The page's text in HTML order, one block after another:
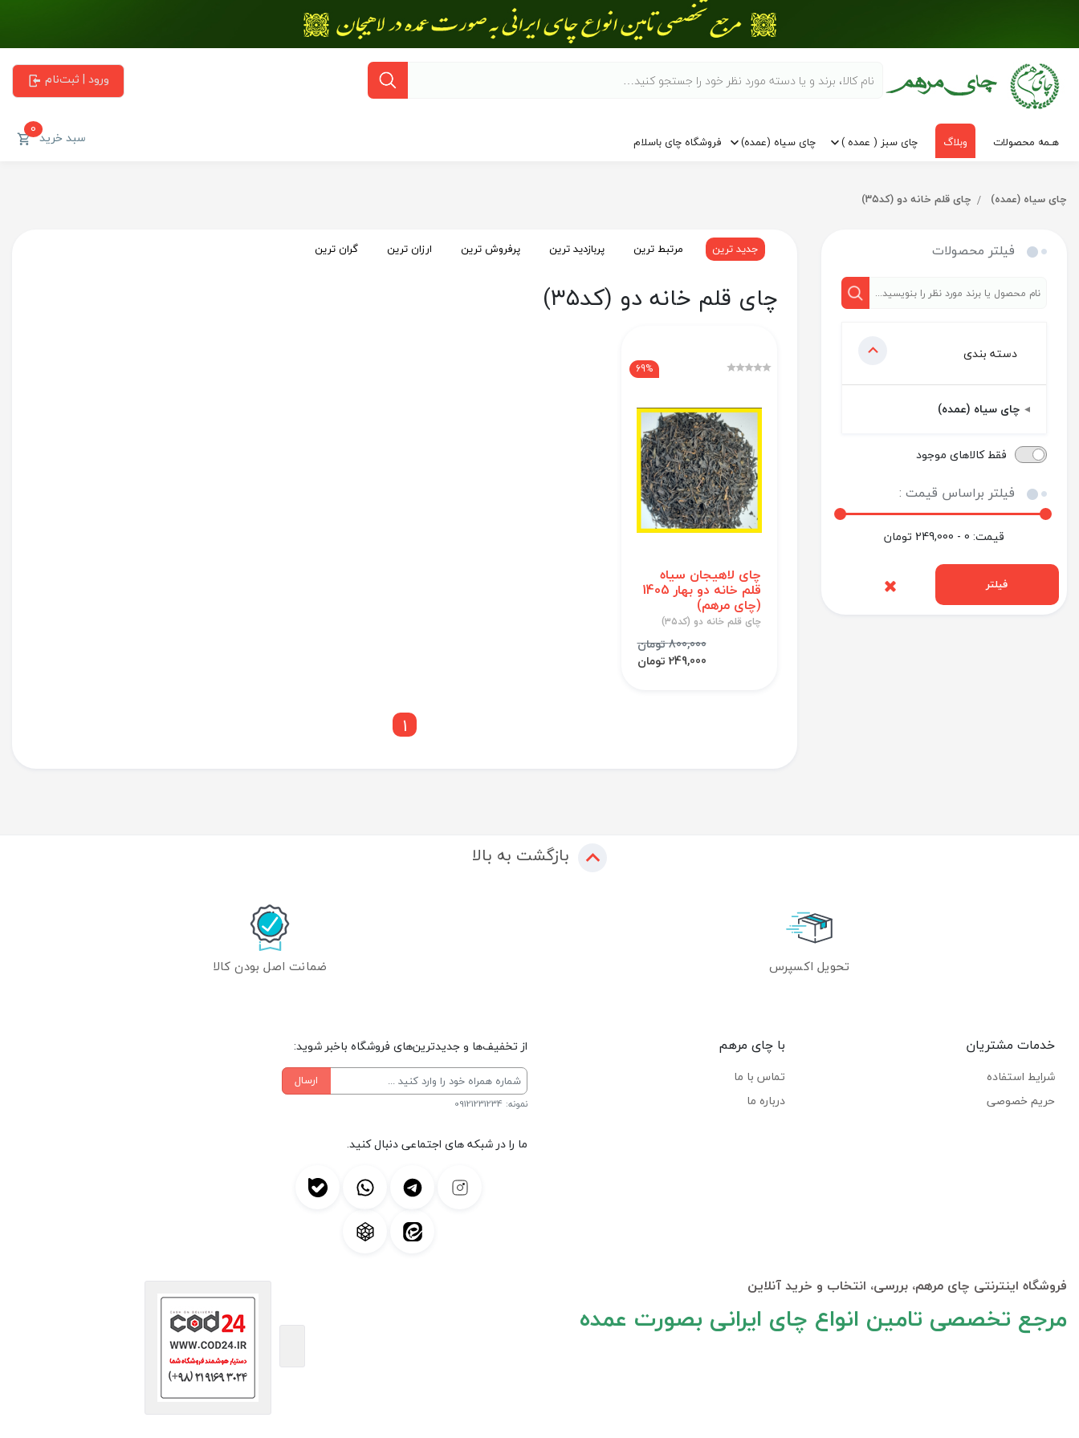
ورود | ثبت‌نام
هـمه محصولات وبلاگ چای سبز ( عمده ) چای سیاه (عمده) فروشگاه چای باسلام سبد خرید0
چای سیاه (عمده) چای قلم خانه دو (کد۳۵)
فیلتر محصولات
دسته بندی
چای سیاه (عمده)
فقط کالاهای موجود
فیلتر براساس قیمت :
قیمت: 0 - 249,000 تومان
فیلتر
جدید ترین مرتبط ترین پربازدید ترین پرفروش ترین ارزان ترین گران ترین
چای قلم خانه دو (کد۳۵)
69%
چای لاهیجان سیاه
قلم خانه دو بهار 1405
(چای مرهم)
چای قلم خانه دو (کد۳۵)
800,000 تومان
249,000 تومان
1
بازگشت به بالا
تحویل اکسپرس ضمانت اصل بودن کالا
خدمات مشتریان
شرایط استفاده
حریم خصوصی
با چای مرهم
تماس با ما
درباره ما
از تخفیف‌ها و جدیدترین‌های فروشگاه باخبر شوید:
ارسال
نمونه: 09121231234
ما را در شبکه های اجتماعی دنبال کنید.
فروشگاه اینترنتی چای مرهم، بررسی، انتخاب و خرید آنلاین
مرجع تخصصی تامین انواع چای ایرانی بصورت عمده